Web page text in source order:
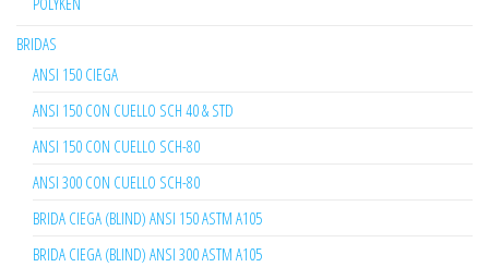
BRIDAS
ANSI 150 CIEGA
ANSI 150 CON CUELLO SCH 40 & STD
ANSI 150 CON CUELLO SCH-80
ANSI 300 CON CUELLO SCH-80
BRIDA CIEGA (BLIND) ANSI 150 ASTM A105
BRIDA CIEGA (BLIND) ANSI 300 ASTM A105